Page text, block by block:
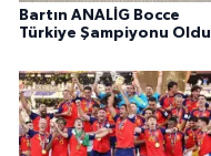
Bartın ANALİG Bocce
Türkiye Şampiyonu Oldu